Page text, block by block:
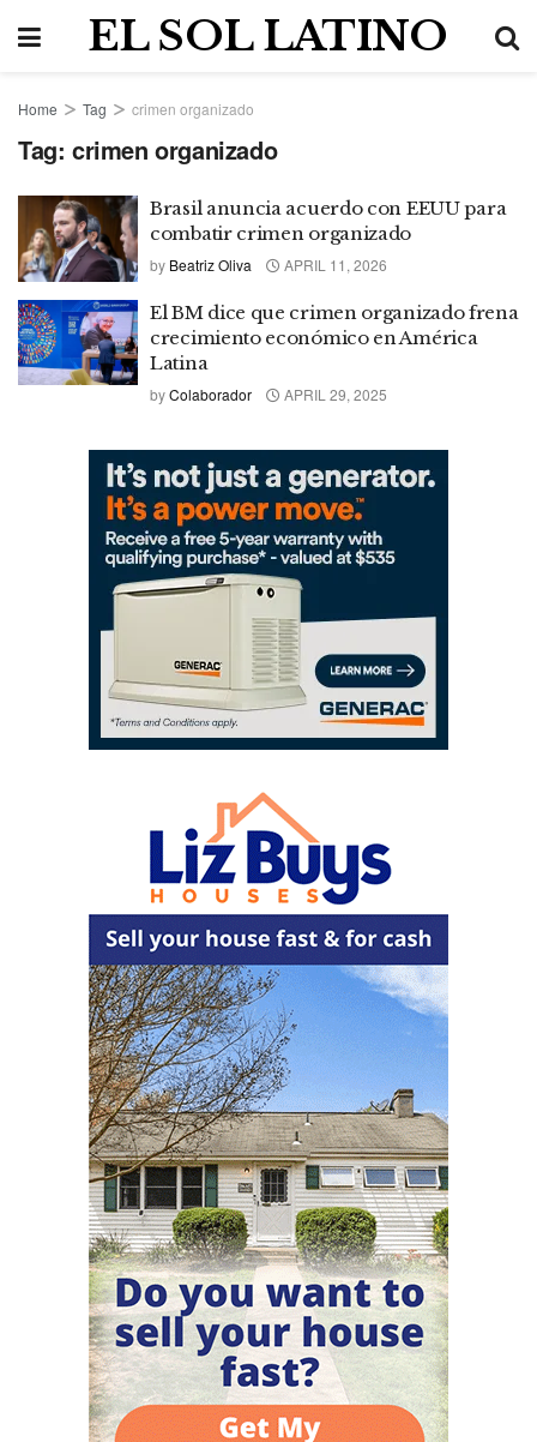
EL SOL LATINO
Home Tag crimen organizado
Tag: crimen organizado
Brasil anuncia acuerdo con EEUU para
combatir crimen organizado
by Beatriz Oliva APRIL 11, 2026
El BM dice que crimen organizado frena
crecimiento económico en América
Latina
byColaborador APRIL 29, 2025